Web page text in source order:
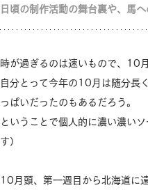
日頃の制作活動の舞台裏や、馬
時が過ぎるのは速いもので、10月
自分とって今年の10月は随分長
っぱいだったのもあるだろう。
ということで個人的に濃い濃い
す）
10月頭、第一週目から北海道に